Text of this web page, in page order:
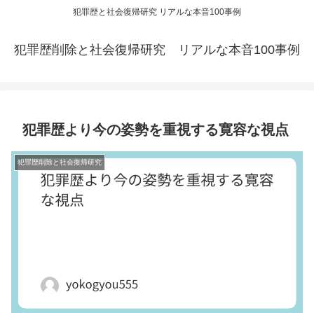
犯罪歴と社会復帰研究 リアルな本音100事例
犯罪歴削除と社会復帰研究 リアルな本音100事例
犯罪歴より今の姿勢を重視する寛容な視点
犯罪歴削除と社会復帰研究